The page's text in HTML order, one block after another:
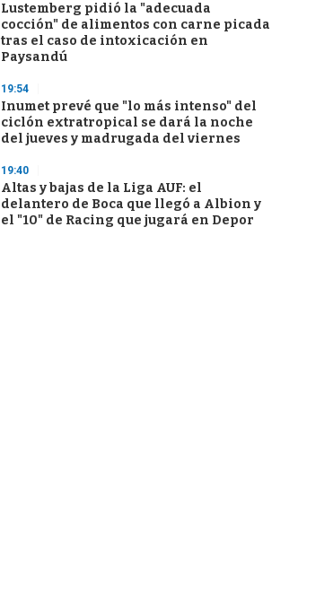
Lustemberg pidió la "adecuada
cocción" de alimentos con carne picada
tras el caso de intoxicación en
Paysandú
19:54
Inumet prevé que "lo más intenso" del
ciclón extratropical se dará la noche
del jueves y madrugada del viernes
19:40
Altas y bajas de la Liga AUF: el
delantero de Boca que llegó a Albion y
el "10" de Racing que jugará en Depor